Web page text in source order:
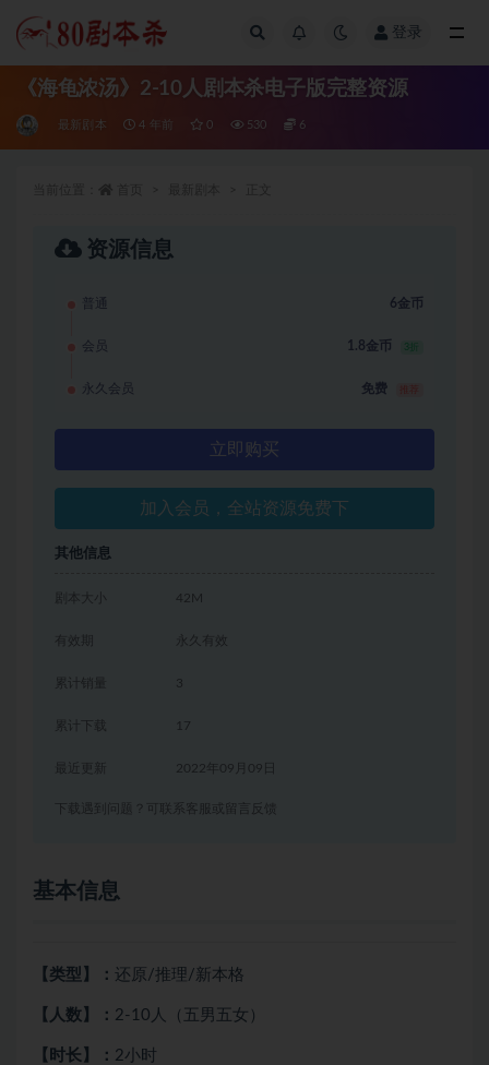
登录
《海龟浓汤》2-10人剧本杀电子版完整资源
最新剧本 4 年前 0 530 6
资源信息
普通 6金币
会员 1.8金币 3折
永久会员 免费
立即购买
加入会员，全站资源免费下
其他信息
剧本大小 42M
有效期 永久有效
累计销量 3
累计下载 17
2022年09月09日
下载遇到问题？可联系客服或留言反馈
基本信息
【类型】： 还原/推理/新本格
【人数】： 2-10人（五男五女）
【时长】： 2小时